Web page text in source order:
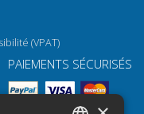
(VPAT)
PAIEMENTS SÉCURISÉS